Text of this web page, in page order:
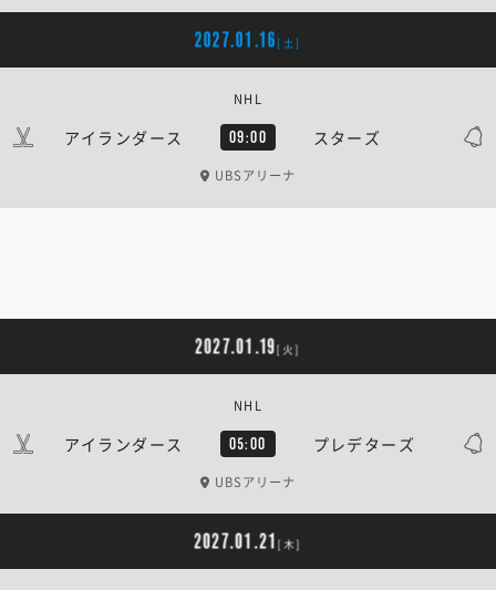
2027.01.16 [土]
アイランダース 09:00 スターズ
NHL
UBSアリーナ
2027.01.19[火]
アイランダース 05:00 プレデターズ
NHL
UBSアリーナ
2027.01.21 [木]